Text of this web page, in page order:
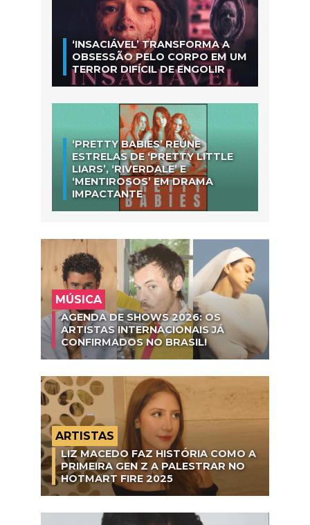
‘INSACIÁVEL’ TRANSFORMA A
OBSESSÃO PELO CORPO EM UM
TERROR DIFÍCIL DE ENGOLIR
‘PRETTY BABIES’ REÚNE
ESTRELAS DE ‘PRETTY LITTLE
LIARS’, ‘RIVERDALE’ E
‘MENTIROSOS’ EM DRAMA
IMPACTANTE
MÚSICA
AGENDA DE SHOWS 2026: OS
ARTISTAS INTERNACIONAIS JÁ
CONFIRMADOS NO BRASIL!
ARTISTAS
LIZ MACEDO FAZ HISTÓRIA COMO A
PRIMEIRA GEN Z A PALESTRAR NO
HOTMART FIRE 2025